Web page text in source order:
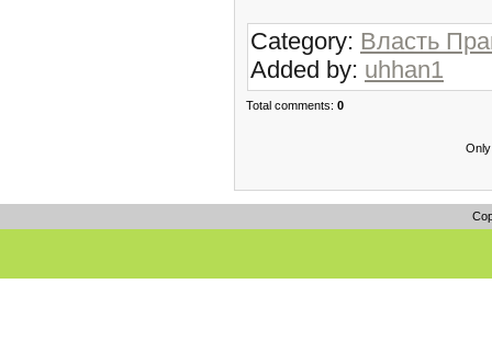
Category: Власть
Added by: uhhan1
Total comments: 0